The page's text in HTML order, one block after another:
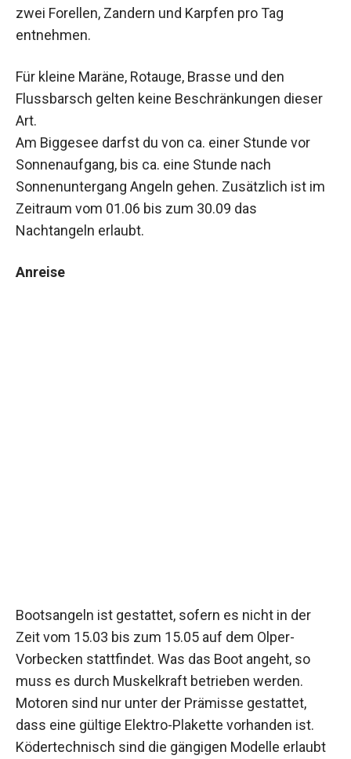
zwei Forellen, Zandern und Karpfen pro Tag
entnehmen.
Für kleine Maräne, Rotauge, Brasse und den
Flussbarsch gelten keine Beschränkungen dieser
Art.
Am Biggesee darfst du von ca. einer Stunde vor
Sonnenaufgang, bis ca. eine Stunde nach
Sonnenuntergang Angeln gehen. Zusätzlich ist im
Zeitraum vom 01.06 bis zum 30.09 das
Nachtangeln erlaubt.
Anreise
Bootsangeln ist gestattet, sofern es nicht in der
Zeit vom 15.03 bis zum 15.05 auf dem Olper-
Vorbecken stattfindet. Was das Boot angeht, so
muss es durch Muskelkraft betrieben werden.
Motoren sind nur unter der Prämisse gestattet,
dass eine gültige Elektro-Plakette vorhanden ist.
Ködertechnisch sind die gängigen Modelle erlaubt